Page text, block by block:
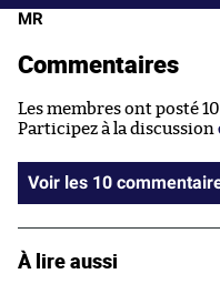
MR
Commentaires
Les membres ont posté
Participez à la discussion
Voir les 10
À lire aussi